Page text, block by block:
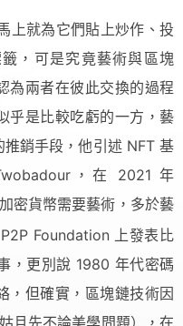
上就為它們貼上炒作、投
，可是究竟藝術與區塊
為兩者在彼此交換的過程
乎是比較吃虧的一方，藝
銷手段，他引述 NFT 基
，在 2021 年
密貨幣需要藝術，多於藝
Foundation 上發表比
，更別說 1980 年代密碼
，但確實，區塊鏈技術因